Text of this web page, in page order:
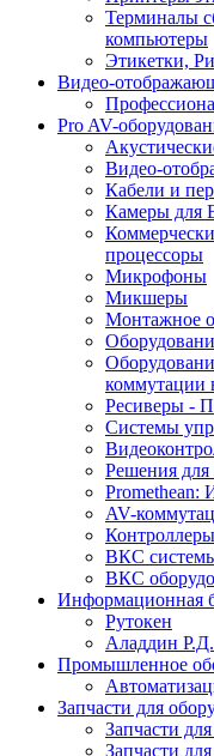
Терминалы
компьютеры
Этикетки,
Видео-
Pro AV-
Видео-
Кабели и
Камеры для
процессоры
Микрофоны
Микшеры
Монтажное
коммутации
Ресиверы -
Системы
Решения для
Promethean:
AV-
ВКС
ВКС
Информационная
Рутокен
Аладдин Р.Д.
Промышленное
Запчасти для
Запчасти
Запчасти